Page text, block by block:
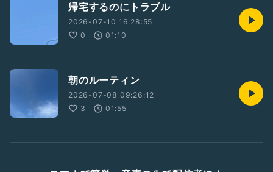
帰宅するのにトラブル
2026-07-10 16:28:55
0
01:10
朝のルーティン
2026-07-08 09:26:12
3
01:55